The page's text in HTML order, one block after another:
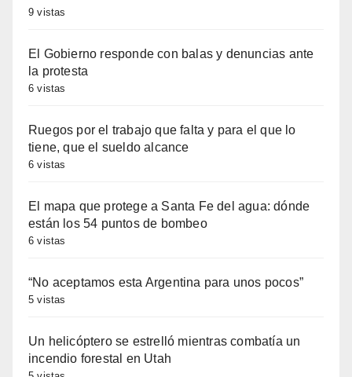
9 vistas
El Gobierno responde con balas y denuncias ante
la protesta
6 vistas
Ruegos por el trabajo que falta y para el que lo
tiene, que el sueldo alcance
6 vistas
El mapa que protege a Santa Fe del agua: dónde
están los 54 puntos de bombeo
6 vistas
“No aceptamos esta Argentina para unos pocos”
5 vistas
Un helicóptero se estrelló mientras combatía un
incendio forestal en Utah